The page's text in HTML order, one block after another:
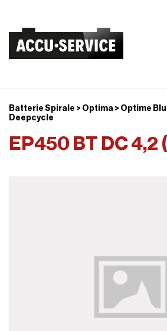
Batterie Spirale > Optima > Optime
Deepcycle
EP450 BT DC 4,2